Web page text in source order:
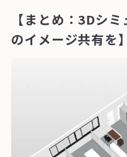
【まとめ：3Dシ
のイメージ共有を】